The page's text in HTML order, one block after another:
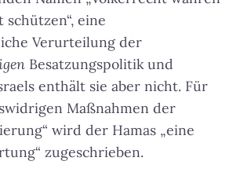
eine
Verurteilung der
Besatzungspolitik und
enthält sie aber nicht. Für
Maßnahmen der
wird der Hamas „eine
zugeschrieben.